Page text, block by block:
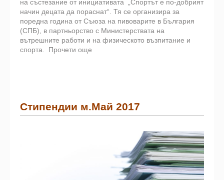
на състезание от инициативата „Спортът е по-добрият
начин децата да пораснат“. Тя се организира за
поредна година от Съюза на пивоварите в България
(СПБ), в партньорство с Министерствата на
вътрешните работи и на физическото възпитание и
спорта.
Прочети още
Стипендии м.Май 2017